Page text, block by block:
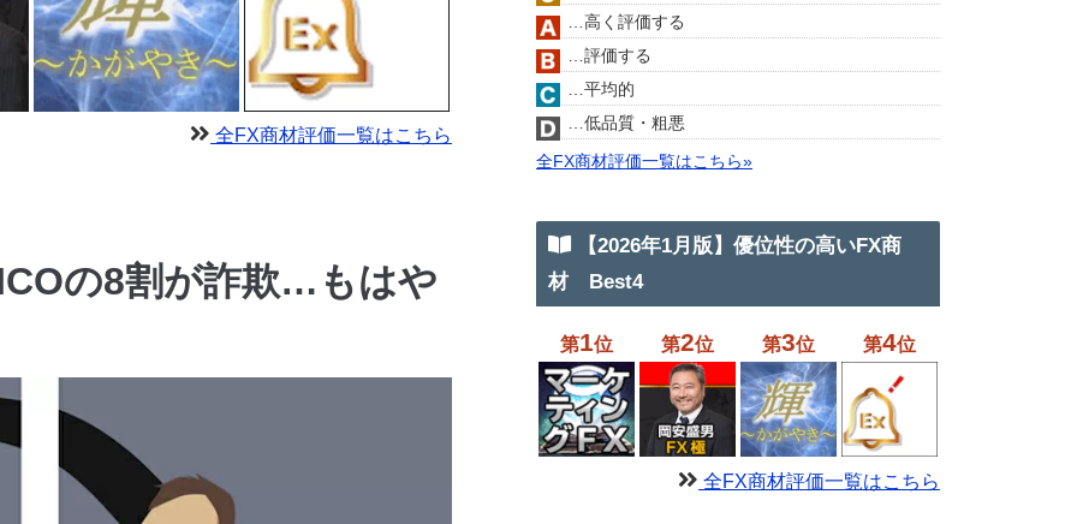
全FX商材評価一覧はこちら
の8割が詐欺…もはや
…高く評価する
…評価する
…平均的
…低品質・粗悪
全FX商材評価一覧はこちら»
【2026年1月版】優位性の高いFX商
材 Best4
第1位 第2位 第3位 第4位
全FX商材評価一覧はこちら